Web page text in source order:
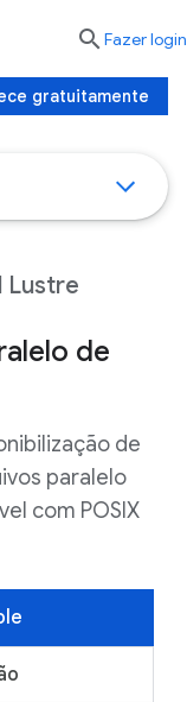
Lustre
de
de
paralelo
com POSIX
 Fazer login
gratuitamente